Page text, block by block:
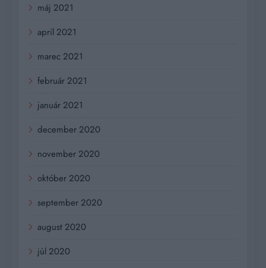
máj 2021
apríl 2021
marec 2021
február 2021
január 2021
december 2020
november 2020
október 2020
september 2020
august 2020
júl 2020